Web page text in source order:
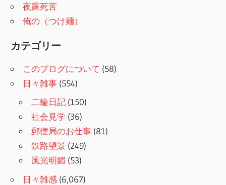
夜露死苦
俺の（つけ麺）
カテゴリー
このブログについて (58)
日々雑事 (554)
二輪日記 (150)
社会見学 (36)
郵便局のお仕事 (81)
鉄路望景 (249)
風光明媚 (53)
日々雑感 (6,067)